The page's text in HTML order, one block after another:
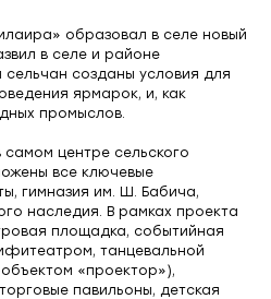
образовал в селе новый
в селе и районе
созданы условия для
ярмарок, и, как
промыслов.
центре сельского
все ключевые
гимназия им. Ш. Бабича,
наследия. В рамках проекта
площадка, событийная
танцевальной
«проектор»),
павильоны, детская